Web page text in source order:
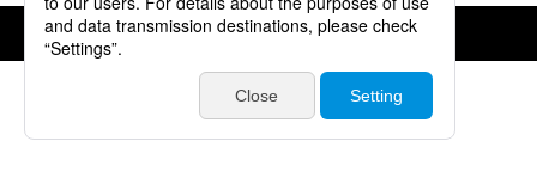
©JVCKENWOOD Corporation